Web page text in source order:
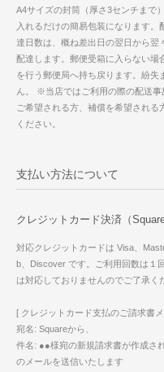
A4サイズの封筒（厚さ3センチまで
入れるだけの簡易包装になります
達日数は、概ね差出日の翌日から翌
配達します。郵便受箱に入らない場
を行う郵便局へ持ち戻ります。紛
ん。 ※当店ではご利用の際の配送
ご希望される方、補償を希望される
ください。
支払い方法について
クレジットカード決済（Square
対応クレジットカードは Visa、
b、Discover です。ご利用回数は１
は対応しておりませんのでご了承く
[ クレジットカード支払のご請求書
宛名: Squareから、
件名: ●●様宛の新規請求書が作成さ
のメールを送信いたします